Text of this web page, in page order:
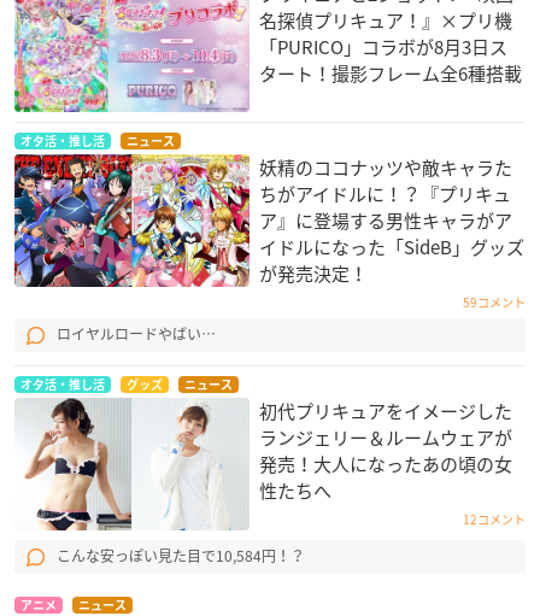
名探偵プリキュア！』×プリ機
「PURICO」コラボが8月3日ス
タート！撮影フレーム全6種搭載
オタ活・推し活 ニュース
妖精のココナッツや敵キャラた
ちがアイドルに！？『プリキュ
ア』に登場する男性キャラがア
イドルになった「SideB」グッズ
が発売決定！
59コメント
ロイヤルロードやばい…
オタ活・推し活 グッズ ニュース
初代プリキュアをイメージした
ランジェリー＆ルームウェアが
発売！大人になったあの頃の女
性たちへ
12コメント
こんな安っぽい見た目で10,584円！？
アニメ ニュース